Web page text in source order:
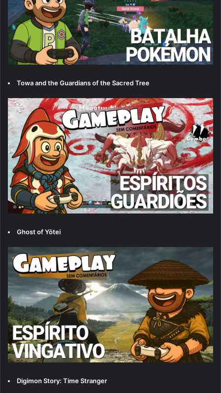
Towa and the Guardians of the Sacred Tree
Ghost of Yōtei
Digimon Story: Time Stranger